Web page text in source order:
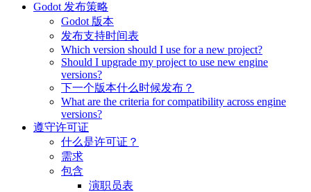
Godot 发布策略
Godot 版本
发布支持时间表
Which version should I use for a new project?
Should I upgrade my project to use new engine
versions?
下一个版本什么时候发布？
What are the criteria for compatibility across engine
versions?
遵守许可证
什么是许可证？
需求
包含
演职员表